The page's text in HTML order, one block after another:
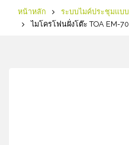
หน้าหลัก ระบบไมค์ประชุมแบ
ไมโครโฟนฝั่งโต๊ะ TOA EM-